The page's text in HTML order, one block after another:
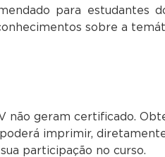
para estudantes
sobre a
não geram certificado.
imprimir,
participação no curso.